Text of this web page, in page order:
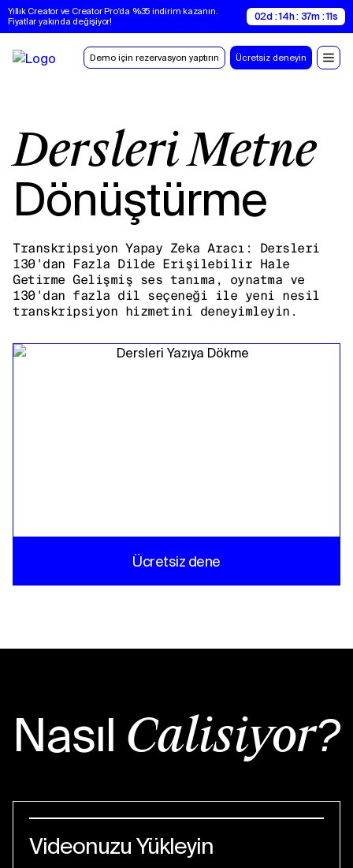
Yıllık Creator ve Creator Pro'da %35 indirim kazanın.
Fiyatlar yakında değişiyor!
02d : 14h : 37m : 11s
Demo için rezervasyon yaptırın Ücretsiz deneyin
Dersleri Metne
Dönüştürme
Transkripsiyon Yapay Zeka Aracı: Dersleri
130'dan Fazla Dilde Erişilebilir Hale
Getirme Gelişmiş ses tanıma, oynatma ve
130'dan fazla dil seçeneği ile yeni nesil
transkripsiyon hizmetini deneyimleyin.
Ücretsiz dene
Nasıl Çalışıyor?
Videonuzu Yükleyin